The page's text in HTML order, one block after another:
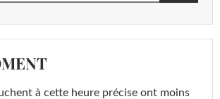
à cette heure précise ont moins